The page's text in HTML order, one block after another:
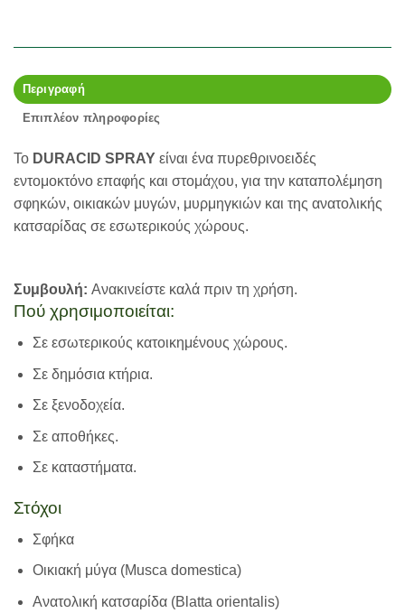
Περιγραφή
Επιπλέον πληροφορίες
Το DURACID SPRAY είναι ένα πυρεθρινοειδές
εντομοκτόνο επαφής και στομάχου, για την καταπολέμηση
σφηκών, οικιακών μυγών, μυρμηγκιών και της ανατολικής
κατσαρίδας σε εσωτερικούς χώρους.
Συμβουλή: Ανακινείστε καλά πριν τη χρήση.
Πού χρησιμοποιείται:
Σε εσωτερικούς κατοικημένους χώρους.
Σε δημόσια κτήρια.
Σε ξενοδοχεία.
Σε αποθήκες.
Σε καταστήματα.
Στόχοι
Σφήκα
Οικιακή μύγα (Musca domestica)
Ανατολική κατσαρίδα (Blatta orientalis)